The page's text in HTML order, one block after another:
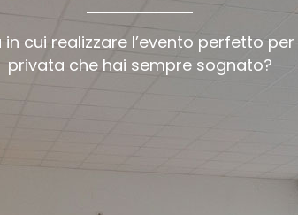
cui realizzare l’evento perfetto
privata che hai sempre sognato?